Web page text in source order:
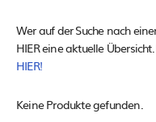
Wer auf der Suche nach
HIER eine aktuelle
HIER!
Keine Produkte gefunden.